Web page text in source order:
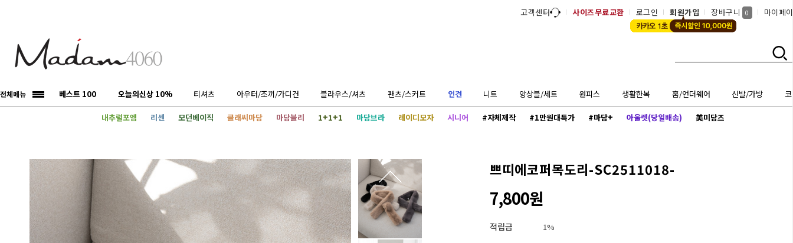
고객센터 사이즈무료교환 로그인 회원가입 장바구니 0 마이페
전체메뉴 베스트 100 오늘의신상 10% 티셔츠 아우터/조끼/가디건 블라우스/셔츠 팬츠/스커트 인견 니트 앙상블/세트 원피스 생활한복 홈/언더웨어 신발/가방
내추럴포엠 리센 모던베이직 클래씨마담 마담블리 1+1+1 마담브라 레이디모자 시니어 #자체제작 #1만원대특가 #마담+ 아울렛(당일배송) 美미담즈
쁘띠에코퍼목도리-SC2511018-
7,800원
적립금 1%